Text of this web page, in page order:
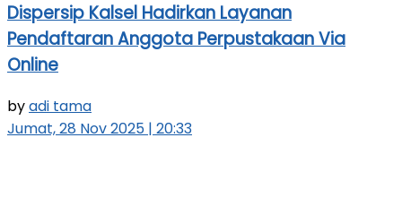
Dispersip Kalsel Hadirkan Layanan
Pendaftaran Anggota Perpustakaan Via
Online
byadi tama
Jumat, 28 Nov 2025 | 20:33